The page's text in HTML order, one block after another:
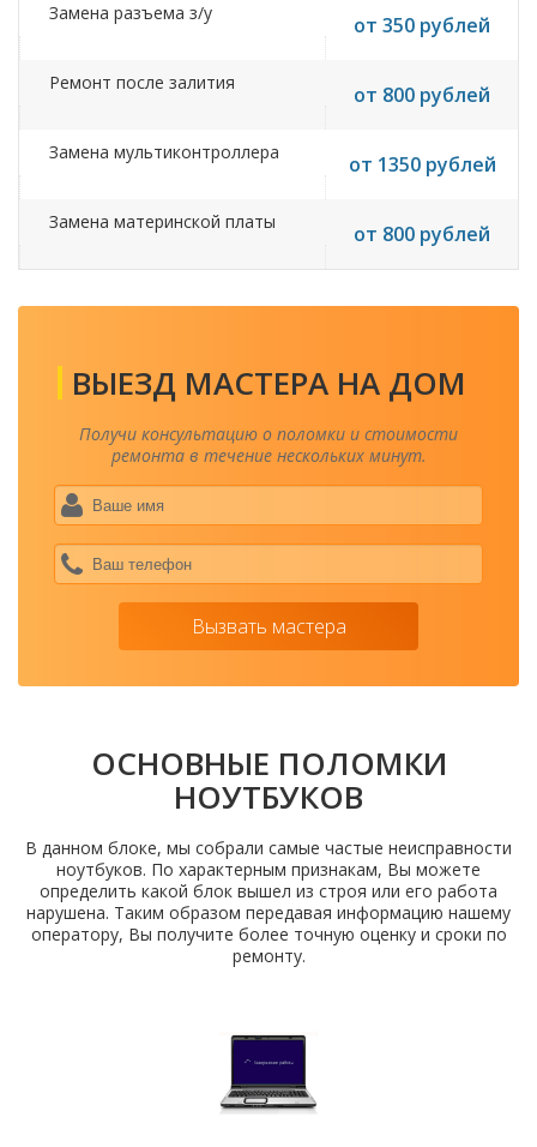
Замена разъема з/у от 350 рублей
Ремонт после залития от 800 рублей
Замена мультиконтроллера от 1350 рублей
Замена материнской платы от 800 рублей
ВЫЕЗД МАСТЕРА НА ДОМ
Получи консультацию о поломки и стоимости
ремонта в течение нескольких минут.
Вызвать мастера
ОСНОВНЫЕ ПОЛОМКИ
НОУТБУКОВ
В данном блоке, мы собрали самые частые неисправности
ноутбуков. По характерным признакам, Вы можете
определить какой блок вышел из строя или его работа
нарушена. Таким образом передавая информацию нашему
оператору, Вы получите более точную оценку и сроки по
ремонту.